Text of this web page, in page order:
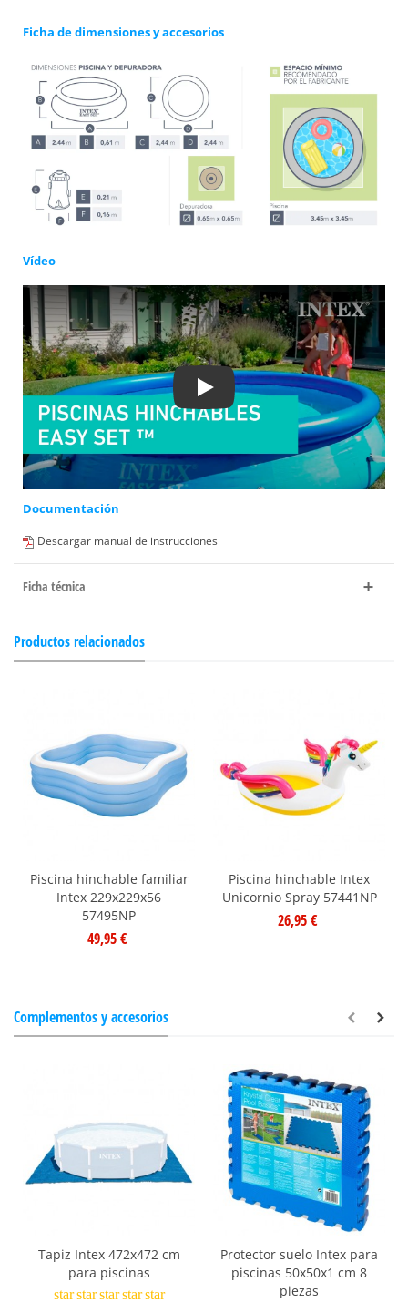
Ficha de dimensiones y accesorios
Vídeo
Play
Documentación
Descargar manual de instrucciones
Ficha técnica
Productos relacionados
Piscina hinchable familiar
Intex 229x229x56
57495NP
49,95 €
Piscina hinchable Intex
Unicornio Spray 57441NP
26,95 €
Complementos y accesorios
Tapiz Intex 472x472 cm
para piscinas
star star star star star
Protector suelo Intex para
piscinas 50x50x1 cm 8
piezas